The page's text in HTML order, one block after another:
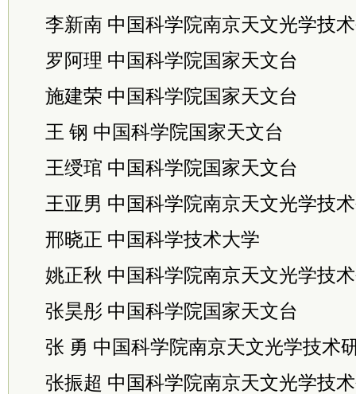
李新南 中国科学院南京天文光学技
罗阿理 中国科学院国家天文台
施建荣 中国科学院国家天文台
王 钢 中国科学院国家天文台
王绶琯 中国科学院国家天文台
王亚男 中国科学院南京天文光学技
邢晓正 中国科学技术大学
姚正秋 中国科学院南京天文光学技
张昊彤 中国科学院国家天文台
张 勇 中国科学院南京天文光学技术
张振超 中国科学院南京天文光学技